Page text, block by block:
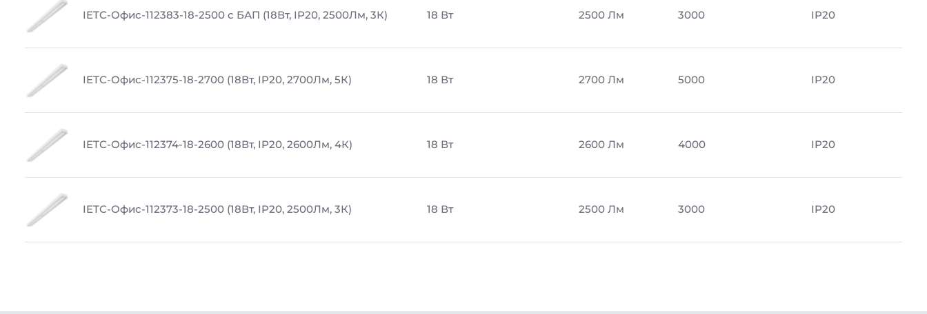
IETC-Офис-112383-18-2500 с БАП (18Вт, IP20, 2500Лм, 3К) 18 Вт 2500 Лм 3000 IP20
IETC-Офис-112375-18-2700 (18Вт, IP20, 2700Лм, 5К) 18 Вт 2700 Лм 5000 IP20
IETC-Офис-112374-18-2600 (18Вт, IP20, 2600Лм, 4К) 18 Вт 2600 Лм 4000 IP20
IETC-Офис-112373-18-2500 (18Вт, IP20, 2500Лм, 3К) 18 Вт 2500 Лм 3000 IP20